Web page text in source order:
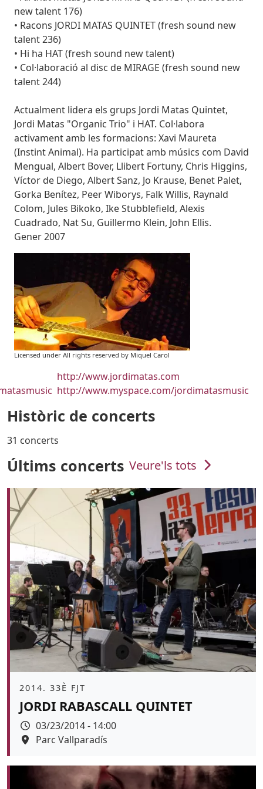
new talent 176)
• Racons JORDI MATAS QUINTET (fresh sound new
talent 236)
• Hi ha HAT (fresh sound new talent)
• Col·laboració al disc de MIRAGE (fresh sound new
talent 244)
Actualment lidera els grups Jordi Matas Quintet,
Jordi Matas "Organic Trio" i HAT. Col·labora
activament amb les formacions: Xavi Maureta
(Instint Animal). Ha participat amb músics com David
Mengual, Albert Bover, Llibert Fortuny, Chris Higgins,
Víctor de Diego, Albert Sanz, Jo Krause, Benet Palet,
Gorka Benítez, Peer Wiborys, Falk Willis, Raynald
Colom, Jules Bikoko, Ike Stubblefield, Alexis
Cuadrado, Nat Su, Guillermo Klein, John Ellis.
Gener 2007
Licensed under All rights reserved by Miquel Carol
URL
http://www.jordimatas.com
http://www.myspace.com/jordimatasmusic
Històric de concerts
31 concerts
Últims concerts Veure'ls tots
Àmbit
2014. 33È FJT
JORDI RABASCALL QUINTET
Data
03/23/2014 - 14:00
Espai
Parc Vallparadís